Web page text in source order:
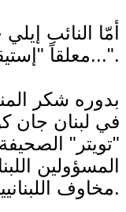
أمّا النائب
معلقاً "إستيقظوا قبل فوات الأوان...".
بدوره شكر
في لبنان جان
"تويتر"
المسؤولين
مخاوف اللبنانيين.